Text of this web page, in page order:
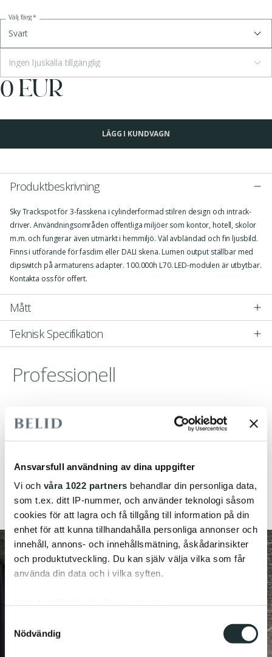
Ansvarsfull användning av dina uppgifter
Vi och våra 1022 partners behandlar din personliga data,
som t.ex. ditt IP-nummer, och använder teknologi såsom
cookies för att lagra och få tillgång till information på din
enhet för att kunna tillhandahålla personliga annonser och
innehåll, annons- och innehållsmätning, åskådarinsikter
och produktutveckling. Du kan själv välja vilka som får
använda din data och i vilka syften.
som kan ha en noggrannhet på upp till flera meter
Nödvändig
Välj färg*
Svart
Ingen ljuskälla tillgänglig
0 EUR
LÄGG I KUNDVAGN
Produktbeskrivning
Sky Trackspot för 3-fasskena i cylinderformad stilren design och intrack-
driver. Användningsområden offentliga miljöer som kontor, hotell, skolor
m.m. och fungerar även utmärkt i hemmiljö. Väl avbländad och fin ljusbild.
Finns i utförande för fasdim eller DALI skena. Lumen output ställbar med
dipswitch på armaturens adapter. 100.000h L70. LED-modulen är utbytbar.
Kontakta oss för offert.
Mått
Teknisk Specifikation
Professionell
Nedan hittar du som jobbar professionellt med
belysning, filer så som 3D, ritningar, bilder, manualer
ner de filer du har behov av. Har du frågor är du
välkommen attkontakta oss.
Download Center